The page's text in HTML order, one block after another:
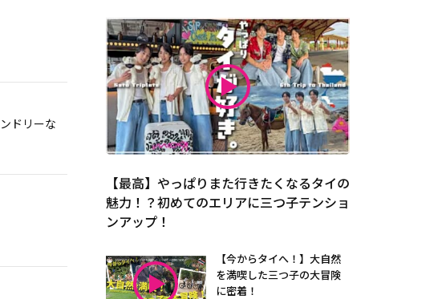
ドリーな
【最高】やっぱりまた行きたくなるタイの
魅力！？初めてのエリアに三つ子テンショ
ンアップ！
【今からタイへ！】大自然
を満喫した三つ子の大冒険
に密着！